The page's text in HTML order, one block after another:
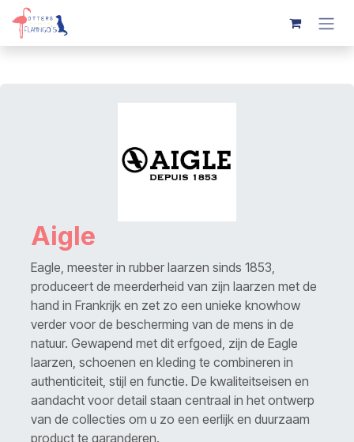
Overslaan naar inhoud
Aigle
Eagle, meester in rubber laarzen sinds 1853,
produceert de meerderheid van zijn laarzen met de
hand in Frankrijk en zet zo een unieke knowhow
verder voor de bescherming van de mens in de
natuur. Gewapend met dit erfgoed, zijn de Eagle
laarzen, schoenen en kleding te combineren in
authenticiteit, stijl en functie. De kwaliteitseisen en
aandacht voor detail staan centraal in het ontwerp
van de collecties om u zo een eerlijk en duurzaam
product te garanderen.